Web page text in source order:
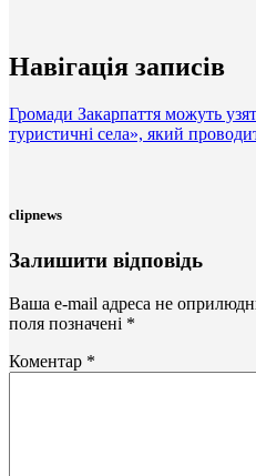
Навігація записів
Громади Закарпаття можуть
туристичні села», який
clipnews
Залишити відповідь
Ваша e-mail адреса не
поля позначені *
Коментар *